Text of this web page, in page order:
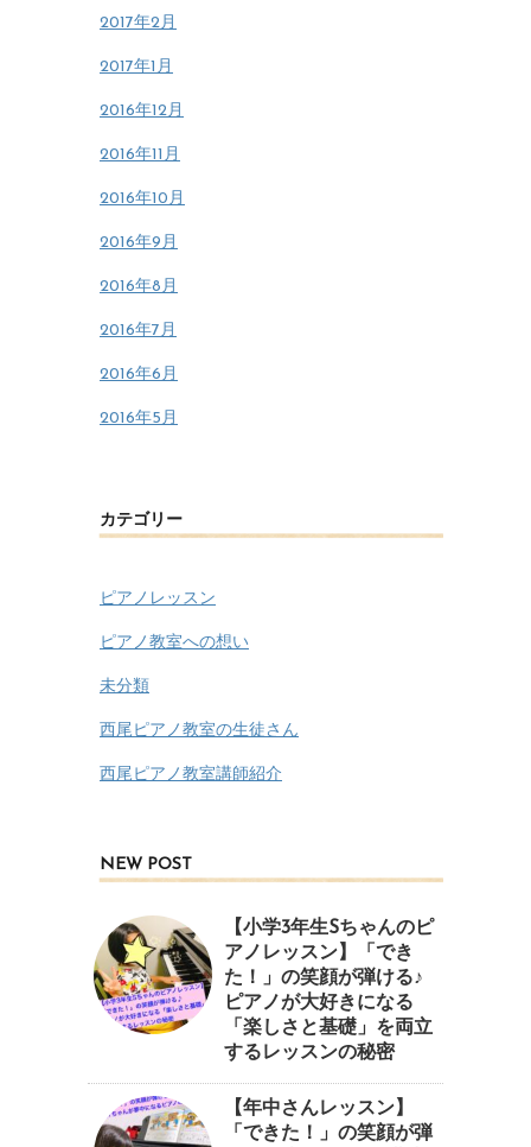
2017年2月
2017年1月
2016年12月
2016年11月
2016年10月
2016年9月
2016年8月
2016年7月
2016年6月
2016年5月
カテゴリー
ピアノレッスン
ピアノ教室への想い
未分類
西尾ピアノ教室の生徒さん
西尾ピアノ教室講師紹介
NEW POST
【小学3年生Sちゃんのピ
アノレッスン】「でき
た！」の笑顔が弾ける♪
ピアノが大好きになる
「楽しさと基礎」を両立
するレッスンの秘密
【年中さんレッスン】
「できた！」の笑顔が弾